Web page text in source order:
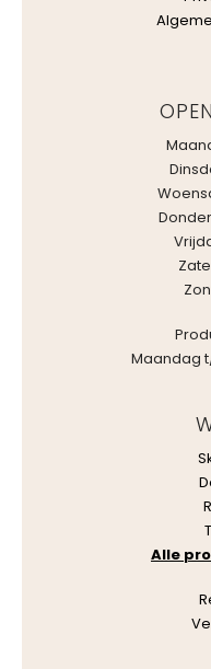
Maandag
Alle